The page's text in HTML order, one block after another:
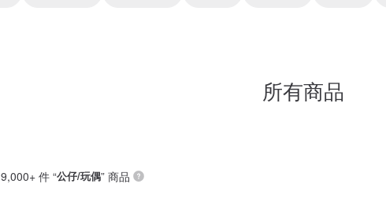
所有商品
9,000+ 件 “公仔/玩偶” 商品